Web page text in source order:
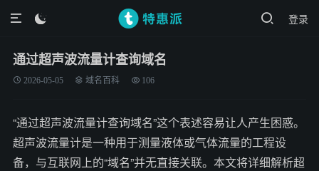
登录

通过超声波流量计查询域名
2026-05-05 域名百科 106
“通过超声波流量计查询域名”这个表述容易让人产生困惑。
超声波流量计是一种用于测量液体或气体流量的工程设
备，与互联网上的“域名”并无直接关联。本文将详细解析超